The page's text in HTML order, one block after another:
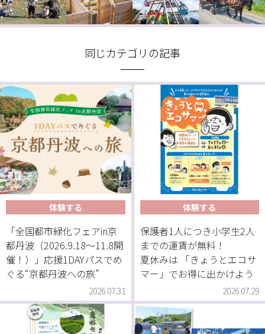
同じカテゴリの記事
体験する
「全国都市緑化フェアin京
都丹波（2026.9.18〜11.8開
催！）」応援1DAYパスでめ
ぐる“京都丹波への旅”
2026.07.31
体験する
保護者1人につき小学生2人
までの運賃が無料！
夏休みは 「きょうとエコサ
マー」でお得に出かけよう
2026.07.29